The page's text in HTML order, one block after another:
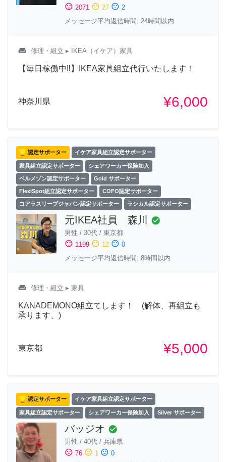
sentiment_satisfied 2071 sentiment_neutral 27 sentiment_dissatisfied 2
メッセージ平均返信時間: 24時間以内
weekend 修理・組立 ▸ IKEA（イケア）家具
【毎日稼働中‼︎】IKEA家具組立代行いたします！
神奈川県 ¥6,000
認定サポーター イケア家具組立認定サポーター
家具組立認定サポーター シェアワーカー保険加入
ベルメゾン認定サポーター Gold サポーター
FlexiSpot組立認定サポーター COFO認定サポーター
コアラスリープジャパン認定サポーター ラシカル認定サポーター
元IKEA社員 森川 check_circle
男性 / 30代 / 東京都
sentiment_satisfied 1199 sentiment_neutral 12 sentiment_dissatisfied 0
メッセージ平均返信時間: 8時間以内
weekend 修理・組立 ▸ 家具
KANADEMONO組立てします！ (解体、再組立も
承ります、)
東京都 ¥5,000
認定サポーター イケア家具組立認定サポーター
家具組立認定サポーター シェアワーカー保険加入 Silver サポーター
バッジオ check_circle
男性 / 40代 / 兵庫県
sentiment_satisfied 76 sentiment_neutral 1 sentiment_dissatisfied 0